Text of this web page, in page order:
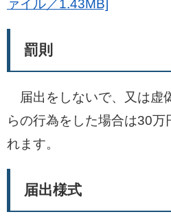
ァイル／1.43MB]
罰則
届出をしないで、又は虚
らの行為をした場合は30万
れます。
届出様式